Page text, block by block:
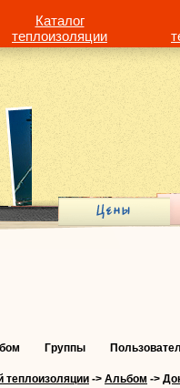
Каталог
теплоизоляции
Группы
теплоизоляции -> Альбом ->